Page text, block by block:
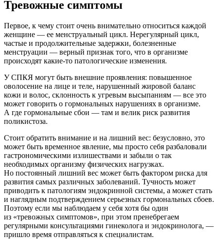
Тревожные симптомы
Первое, к чему стоит очень внимательно относиться каждой
женщине — ее менструальный цикл. Нерегулярный цикл,
частые и продолжительные задержки, болезненные
менструации — верный признак того, что в организме
происходят какие-то патологические изменения.
У СПКЯ могут быть внешние проявления: повышенное
оволосение на лице и теле, нарушенный жировой баланс
кожи и волос, склонность к угревым высыпаниям — все это
может говорить о гормональных нарушениях в организме.
А где гормональные сбои — там и велик риск развития
поликистоза.
Стоит обратить внимание и на лишний вес: безусловно, это
может быть временное явление, мы просто себя разбаловали
гастрономическими излишествами и забыли о так
необходимых организму физических нагрузках.
Но постоянный лишний вес может быть фактором риска для
развития самых различных заболеваний. Тучность может
приводить к патологиям эндокринной системы, а может стать
и наглядным подтверждением серьезных гормональных сбоев.
Поэтому если мы наблюдаем у себя хотя бы один
из «тревожных симптомов», при этом пренебрегаем
регулярными консультациями гинеколога и эндокринолога, —
пришло время отправляться к специалистам.